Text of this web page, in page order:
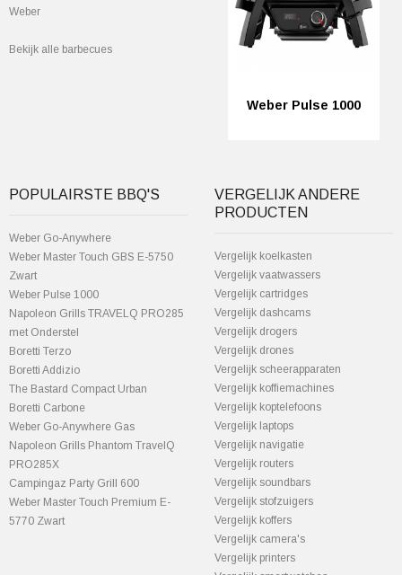
Weber
Bekijk alle barbecues
Weber Pulse 1000
POPULAIRSTE BBQ'S
Weber Go-Anywhere
Weber Master Touch GBS E-5750
Zwart
Weber Pulse 1000
Napoleon Grills TRAVELQ PRO285
met Onderstel
Boretti Terzo
Boretti Addizio
The Bastard Compact Urban
Boretti Carbone
Weber Go-Anywhere Gas
Napoleon Grills Phantom TravelQ
PRO285X
Campingaz Party Grill 600
Weber Master Touch Premium E-
5770 Zwart
VERGELIJK ANDERE
PRODUCTEN
Vergelijk koelkasten
Vergelijk vaatwassers
Vergelijk cartridges
Vergelijk dashcams
Vergelijk drogers
Vergelijk drones
Vergelijk scheerapparaten
Vergelijk koffiemachines
Vergelijk koptelefoons
Vergelijk laptops
Vergelijk navigatie
Vergelijk routers
Vergelijk soundbars
Vergelijk stofzuigers
Vergelijk koffers
Vergelijk camera's
Vergelijk printers